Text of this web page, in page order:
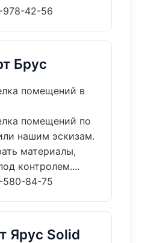
978-42-56
Брус
помещений в
помещений по
нашим эскизам.
материалы,
контролем....
580-84-75
Ярус Solid